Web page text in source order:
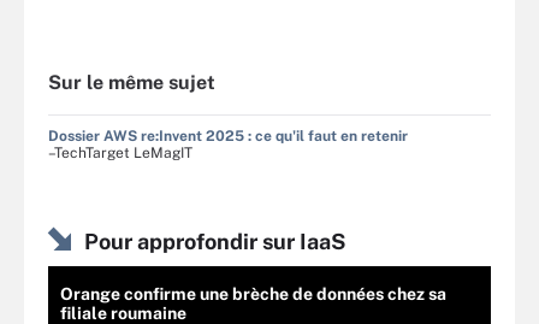
Sur le même sujet
Dossier AWS re:Invent 2025 : ce qu'il faut en retenir
–TechTarget LeMagIT
Pour approfondir sur IaaS
Orange confirme une brèche de données chez sa
filiale roumaine